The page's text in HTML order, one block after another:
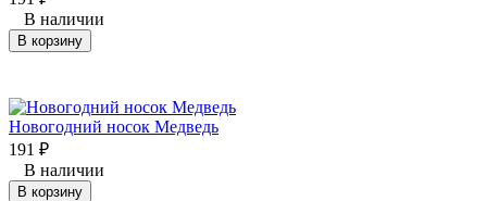
В наличии
В корзину
Новогодний носок Медведь
191 ₽
В наличии
В корзину